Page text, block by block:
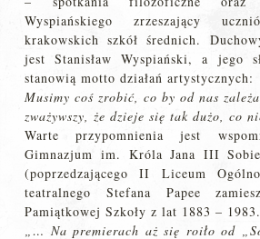
Wyspiańskiego zrzeszający
krakowskich szkół średnich.
jest Stanisław Wyspiański, a jego
stanowią motto działań artystycznych:
Musimy coś zrobić, co by od nas
zważywszy, że dzieje się tak dużo, co
Warte przypomnienia jest
Gimnazjum im. Króla Jana III
(poprzedzającego II Liceum
teatralnego Stefana Papee
Pamiątkowej Szkoły z lat 1883 – 1983.
„… Na premierach aż się roiło od